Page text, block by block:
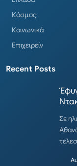
Κόσμος
Κοινωνικά
Επιχειρείν
Recent Posts
Σε